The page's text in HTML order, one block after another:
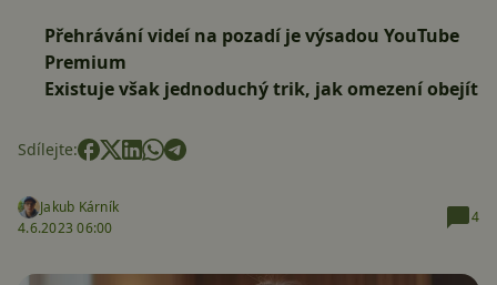
Přehrávání videí na pozadí je výsadou YouTube
Premium
Existuje však jednoduchý trik, jak omezení obejít
Sdílejte:
Jakub Kárník
4.6.2023 06:00
4